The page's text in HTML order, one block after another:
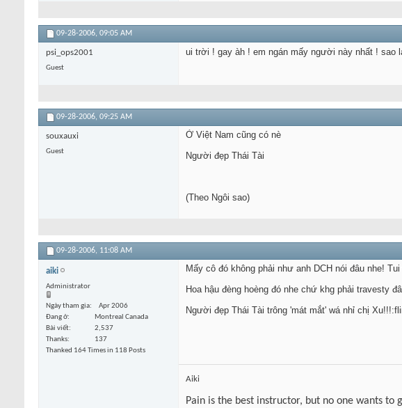
09-28-2006, 09:05 AM
psi_ops2001
Guest
ui trời ! gay àh ! em ngán mấy người này nhất ! sao
09-28-2006, 09:25 AM
souxauxi
Guest
Ở Việt Nam cũng có nè
Người đẹp Thái Tài
(Theo Ngôi sao)
09-28-2006, 11:08 AM
aiki
Administrator
Ngày tham gia
Apr 2006
Đang ở
Montreal Canada
Bài viết
2,537
Thanks
137
Thanked 164 Times in 118 Posts
Mấy cô đó không phải như anh DCH nói đâu nhe!
Hoa hậu đèng hoèng đó nhe chứ khg phải travesty
Người đẹp Thái Tài trông 'mát mắt' wá nhỉ chị
Aiki
Pain is the best instructor, but no one wants to